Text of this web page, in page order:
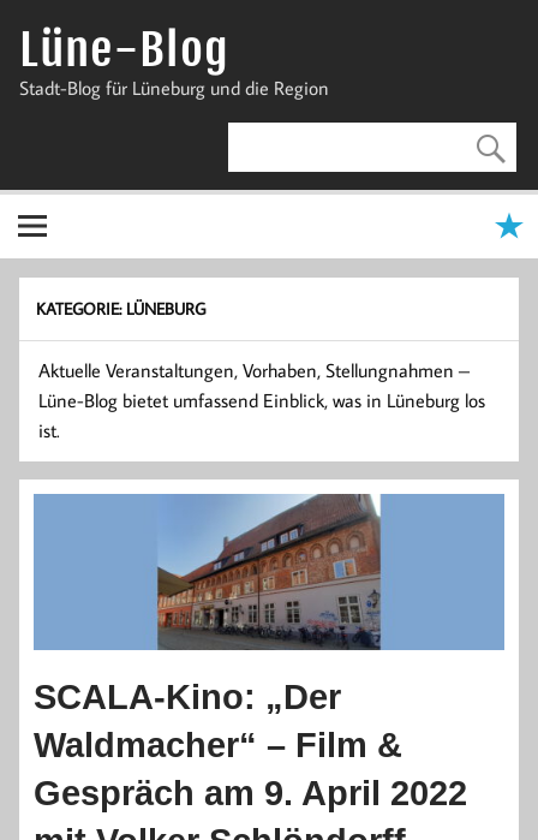
InhaltLüne-Blog
Stadt-Blog für Lüneburg und die Region
KATEGORIE: LÜNEBURG
Aktuelle Veranstaltungen, Vorhaben, Stellungnahmen –
Lüne-Blog bietet umfassend Einblick, was in Lüneburg los
ist.
SCALA-Kino: „Der
Waldmacher“ – Film &
Gespräch am 9. April 2022